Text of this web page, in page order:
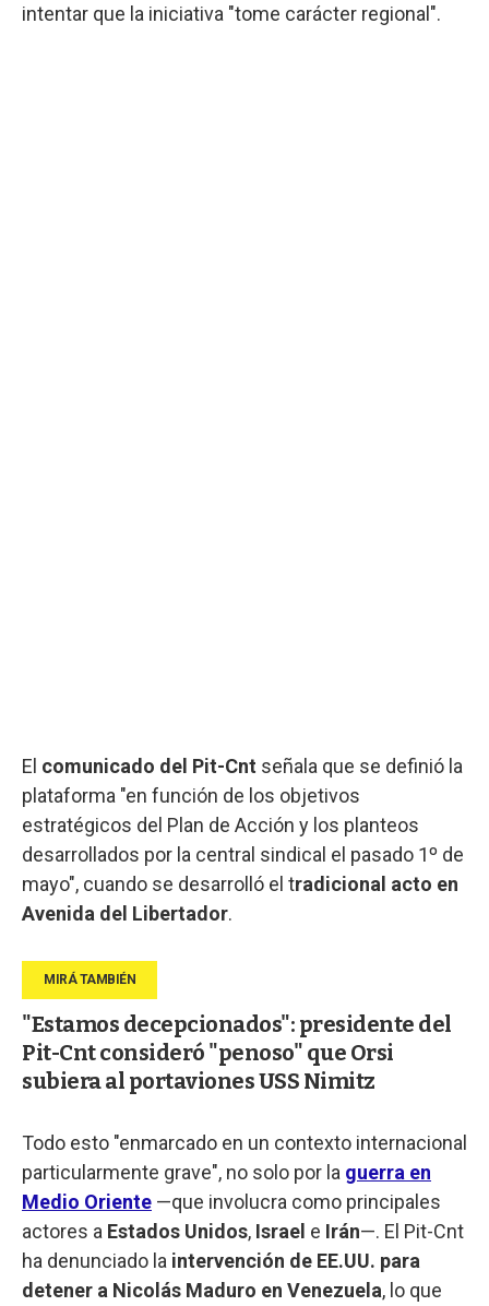
intentar que la iniciativa "tome carácter regional".
El comunicado del Pit-Cnt señala que se definió la
plataforma "en función de los objetivos
estratégicos del Plan de Acción y los planteos
desarrollados por la central sindical el pasado 1º de
mayo", cuando se desarrolló el tradicional acto en
Avenida del Libertador.
"Estamos decepcionados": presidente del
Pit-Cnt consideró "penoso" que Orsi
subiera al portaviones USS Nimitz
Todo esto "enmarcado en un contexto internacional
particularmente grave", no solo por la guerra en
Medio Oriente —que involucra como principales
actores a Estados Unidos, Israel e Irán—. El Pit-Cnt
ha denunciado la intervención de EE.UU. para
detener a Nicolás Maduro en Venezuela, lo que